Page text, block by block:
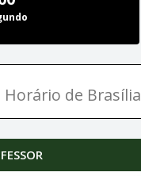
Horário de Brasília